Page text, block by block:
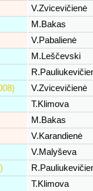
V.Zvicevičienė
M.Bakas
V.Pabalienė
M.Leščevski
V.Zvicevičienė
T.Klimova
M.Bakas
V.Karandienė
V.Malyševa
T.Klimova